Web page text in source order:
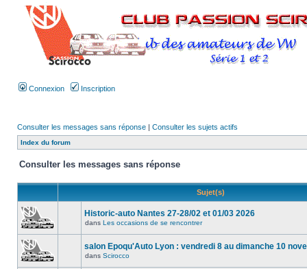
Connexion Inscription
Consulter les messages sans réponse | Consulter les sujets actifs
Index du forum
Consulter les messages sans réponse
Sujet(s)
Historic-auto Nantes 27-28/02 et 01/03 2026
dans Les occasions de se rencontrer
salon Epoqu'Auto Lyon : vendredi 8 au dimanche 10
dans Scirocco